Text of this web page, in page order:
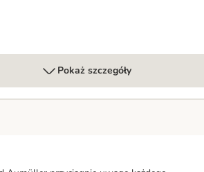
Pokaż szczegóły